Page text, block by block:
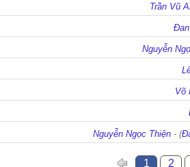
Trần Vũ
Nguyễn
Võ
Nguyễn Ngọc Thiện - (
1 2